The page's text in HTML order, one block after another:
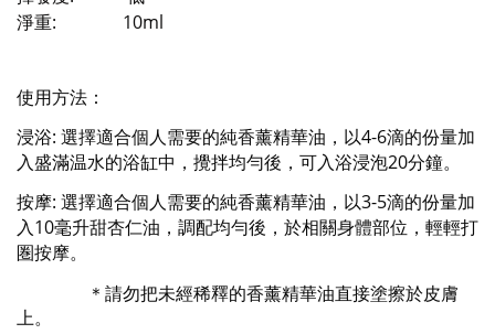
淨重: 10ml
使用方法：
浸浴: 選擇適合個人需要的純香薰精華油，以4-6滴的份量加
入盛滿温水的浴缸中，攪拌均勻後，可入浴浸泡20分鐘。
按摩: 選擇適合個人需要的純香薰精華油，以3-5滴的份量加
入10毫升甜杏仁油，調配均勻後，於相關身體部位，輕輕打
圏按摩。
＊請勿把未經稀釋的香薰精華油直接塗擦於皮膚
上。